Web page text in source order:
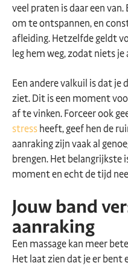
veel praten is daar een
om te ontspannen, en
afleiding. Hetzelfde geldt
leg hem weg, zodat niets
Een andere valkuil is dat je
ziet. Dit is een moment
af te vinken. Forceer ook
stressheeft, geef hen de
aanraking zijn vaak al
brengen. Het belangrijkste
moment en echt de tijd
Jouw band
aanraking
Een massage kan meer
Het laat zien dat je er